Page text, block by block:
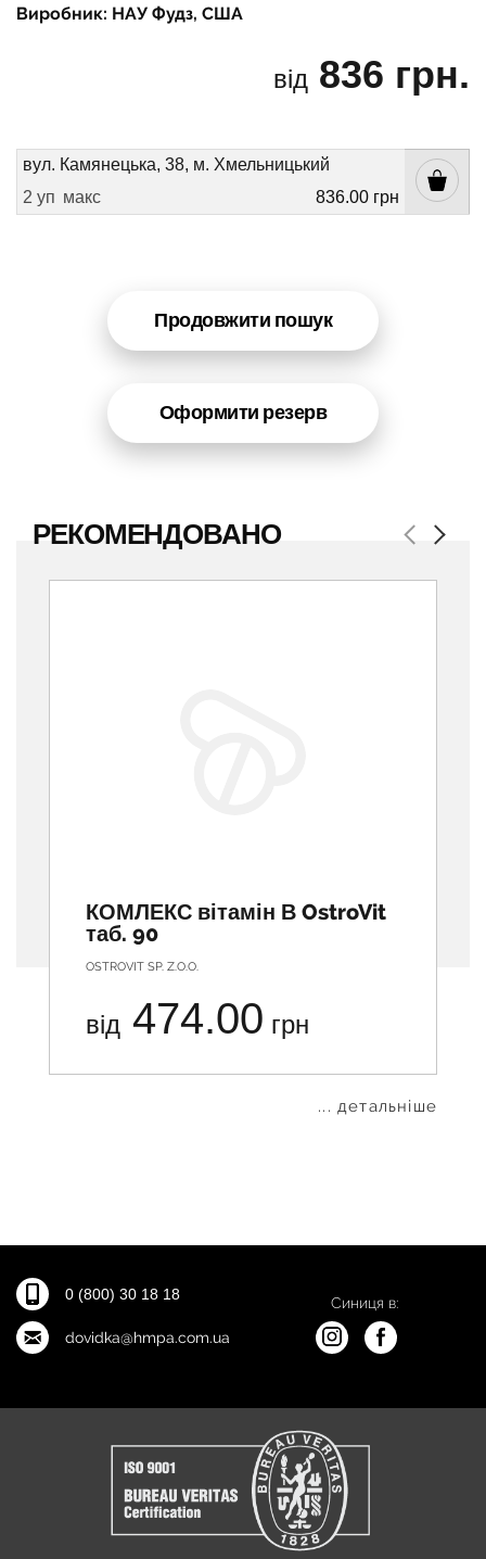
Виробник: НАУ Фудз, США
від 836 грн.
вул. Камянецька, 38, м. Хмельницький
2 уп макс 836.00 грн
Продовжити пошук
Оформити резерв
РЕКОМЕНДОВАНО Previous
КОМЛЕКС вітамін В OstroVit
таб. 90
OSTROVIT SP. Z.O.O.
від 474.00 грн
... детальніше
Next
0 (800) 30 18 18
dovidka@hmpa.com.ua
Синиця в: